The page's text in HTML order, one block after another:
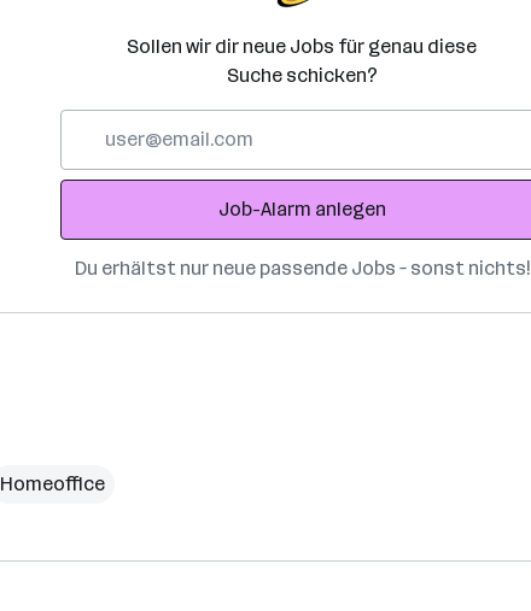
Sollen wir dir neue Jobs für genau diese
Suche schicken?
Adresse
Job-Alarm anlegen
Du erhältst nur neue passende Jobs – sonst nichts!
Homeoffice